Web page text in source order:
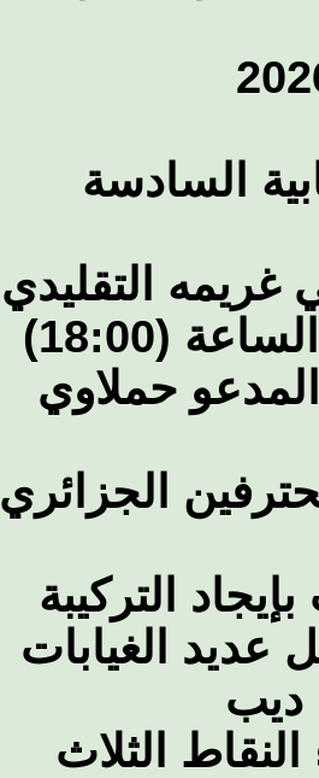
غريمه التقليدي
مولودية العاصمة يوم الخميس الساعة (18:00)
حملاوي
المحترفين الجزائري
التركيبة
عديد الغيابات
ديب
الثلاث